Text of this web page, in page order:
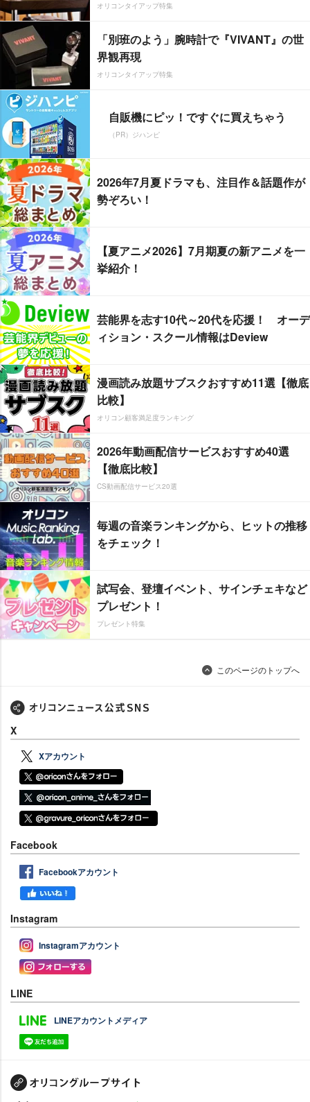
オリコンタイアップ特集
「別班のよう」腕時計で『VIVANT』の世
界観再現
オリコンタイアップ特集
自販機にピッ！ですぐに買えちゃう
（PR）ジハンピ
2026年7月夏ドラマも、注目作＆話題作が
勢ぞろい！
【夏アニメ2026】7月期夏の新アニメを一
挙紹介！
芸能界を志す10代～20代を応援！ オーデ
ィション・スクール情報はDeview
漫画読み放題サブスクおすすめ11選【徹底
比較】
オリコン顧客満足度ランキング
2026年動画配信サービスおすすめ40選
【徹底比較】
CS動画配信サービス20選
毎週の音楽ランキングから、ヒットの推移
をチェック！
試写会、登壇イベント、サインチェキなど
プレゼント！
プレゼント特集
このページのトップへ
X
Xアカウント
Facebook
Facebookアカウント
Instagram
Instagramアカウント
LINE
LINEアカウントメディア